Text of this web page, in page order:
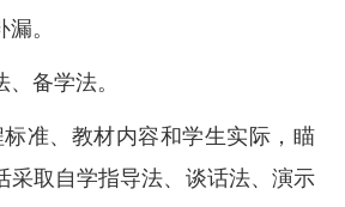
。
、备学法。
准、教材内容和学生实际，瞄
采取自学指导法、谈话法、演示